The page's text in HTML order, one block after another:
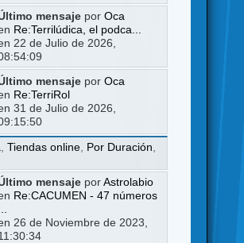
mensajepor Oca
Re:Terrilúdica, el podca...
22 de Julio de 2026,
mensajepor Oca
Re:TerriRol
31 de Julio de 2026,
,Tiendas online Por Duración
mensajepor Astrolabio
Re:CACUMEN - 47 números
26 de Noviembre de 2023,